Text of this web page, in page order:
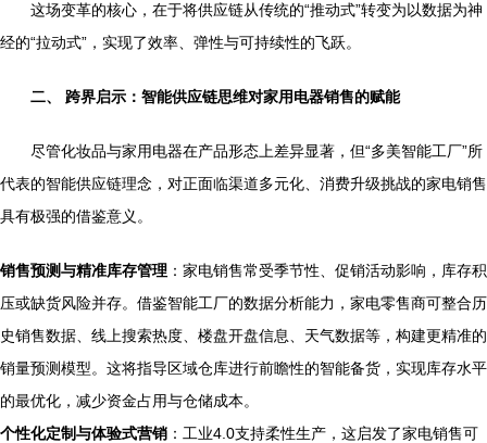
这场变革的核心，在于将供应链从传统的“推动式”转变为以数据为神
经的“拉动式”，实现了效率、弹性与可持续性的飞跃。
二、 跨界启示：智能供应链思维对家用电器销售的赋能
尽管化妆品与家用电器在产品形态上差异显著，但“多美智能工厂”所
代表的智能供应链理念，对正面临渠道多元化、消费升级挑战的家电销售
具有极强的借鉴意义。
销售预测与精准库存管理 ：家电销售常受季节性、促销活动影响，库存积
压或缺货风险并存。借鉴智能工厂的数据分析能力，家电零售商可整合历
史销售数据、线上搜索热度、楼盘开盘信息、天气数据等，构建更精准的
销量预测模型。这将指导区域仓库进行前瞻性的智能备货，实现库存水平
的最优化，减少资金占用与仓储成本。
个性化定制与体验式营销 ：工业4.0支持柔性生产，这启发了家电销售可